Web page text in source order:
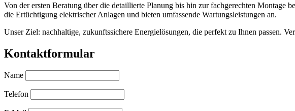
Von der ersten Beratung über die detaillierte Planung bis hin zur fachgerechten Montage
die Ertüchtigung elektrischer Anlagen und bieten umfassende Wartungsleistungen an.
Unser Ziel: nachhaltige, zukunftssichere Energielösungen, die perfekt zu Ihnen passen.
Kontaktformular
Name
Telefon